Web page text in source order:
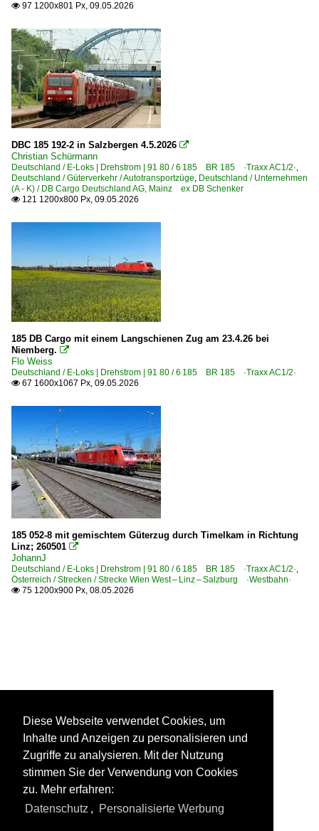
 97 1200x801 Px, 09.05.2026
DBC 185 192-2 in Salzbergen 4.5.2026 
Christian Schürmann
Deutschland / E-Loks | Drehstrom | 91 80 / 6 185 BR 185 ·Traxx AC1/2·,
Deutschland / Güterverkehr / Autotransportzüge, Deutschland / Unternehmen
(A - K) / DB Cargo Deutschland AG, Mainz ex DB Schenker
 121 1200x800 Px, 09.05.2026
185 DB Cargo mit einem Langschienen Zug am 23.4.26 bei
Niemberg. 
Flo Weiss
Deutschland / E-Loks | Drehstrom | 91 80 / 6 185 BR 185 ·Traxx AC1/2·
 67 1600x1067 Px, 09.05.2026
185 052-8 mit gemischtem Güterzug durch Timelkam in Richtung
Linz; 260501 
JohannJ
Deutschland / E-Loks | Drehstrom | 91 80 / 6 185 BR 185 ·Traxx AC1/2·,
Österreich / Strecken / Strecke Wien West – Linz – Salzburg ·Westbahn·
 75 1200x900 Px, 08.05.2026
Diese Webseite verwendet Cookies, um
Inhalte und Anzeigen zu personalisieren und
Zugriffe zu analysieren. Mit der Nutzung
stimmen Sie der Verwendung von Cookies
zu. Mehr erfahren:
Datenschutz , Personalisierte Werbung